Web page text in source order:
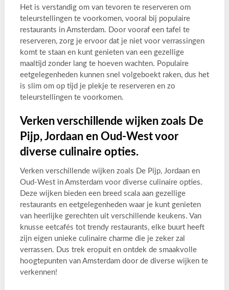
Het is verstandig om van tevoren te reserveren om
teleurstellingen te voorkomen, vooral bij populaire
restaurants in Amsterdam. Door vooraf een tafel te
reserveren, zorg je ervoor dat je niet voor verrassingen
komt te staan en kunt genieten van een gezellige
maaltijd zonder lang te hoeven wachten. Populaire
eetgelegenheden kunnen snel volgeboekt raken, dus het
is slim om op tijd je plekje te reserveren en zo
teleurstellingen te voorkomen.
Verken verschillende wijken zoals De
Pijp, Jordaan en Oud-West voor
diverse culinaire opties.
Verken verschillende wijken zoals De Pijp, Jordaan en
Oud-West in Amsterdam voor diverse culinaire opties.
Deze wijken bieden een breed scala aan gezellige
restaurants en eetgelegenheden waar je kunt genieten
van heerlijke gerechten uit verschillende keukens. Van
knusse eetcafés tot trendy restaurants, elke buurt heeft
zijn eigen unieke culinaire charme die je zeker zal
verrassen. Dus trek eropuit en ontdek de smaakvolle
hoogtepunten van Amsterdam door de diverse wijken te
verkennen!